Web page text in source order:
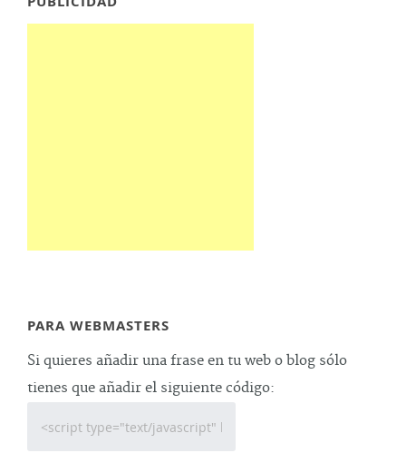
PARA WEBMASTERS
Si quieres añadir una frase en tu web o blog sólo
tienes que añadir el siguiente código: